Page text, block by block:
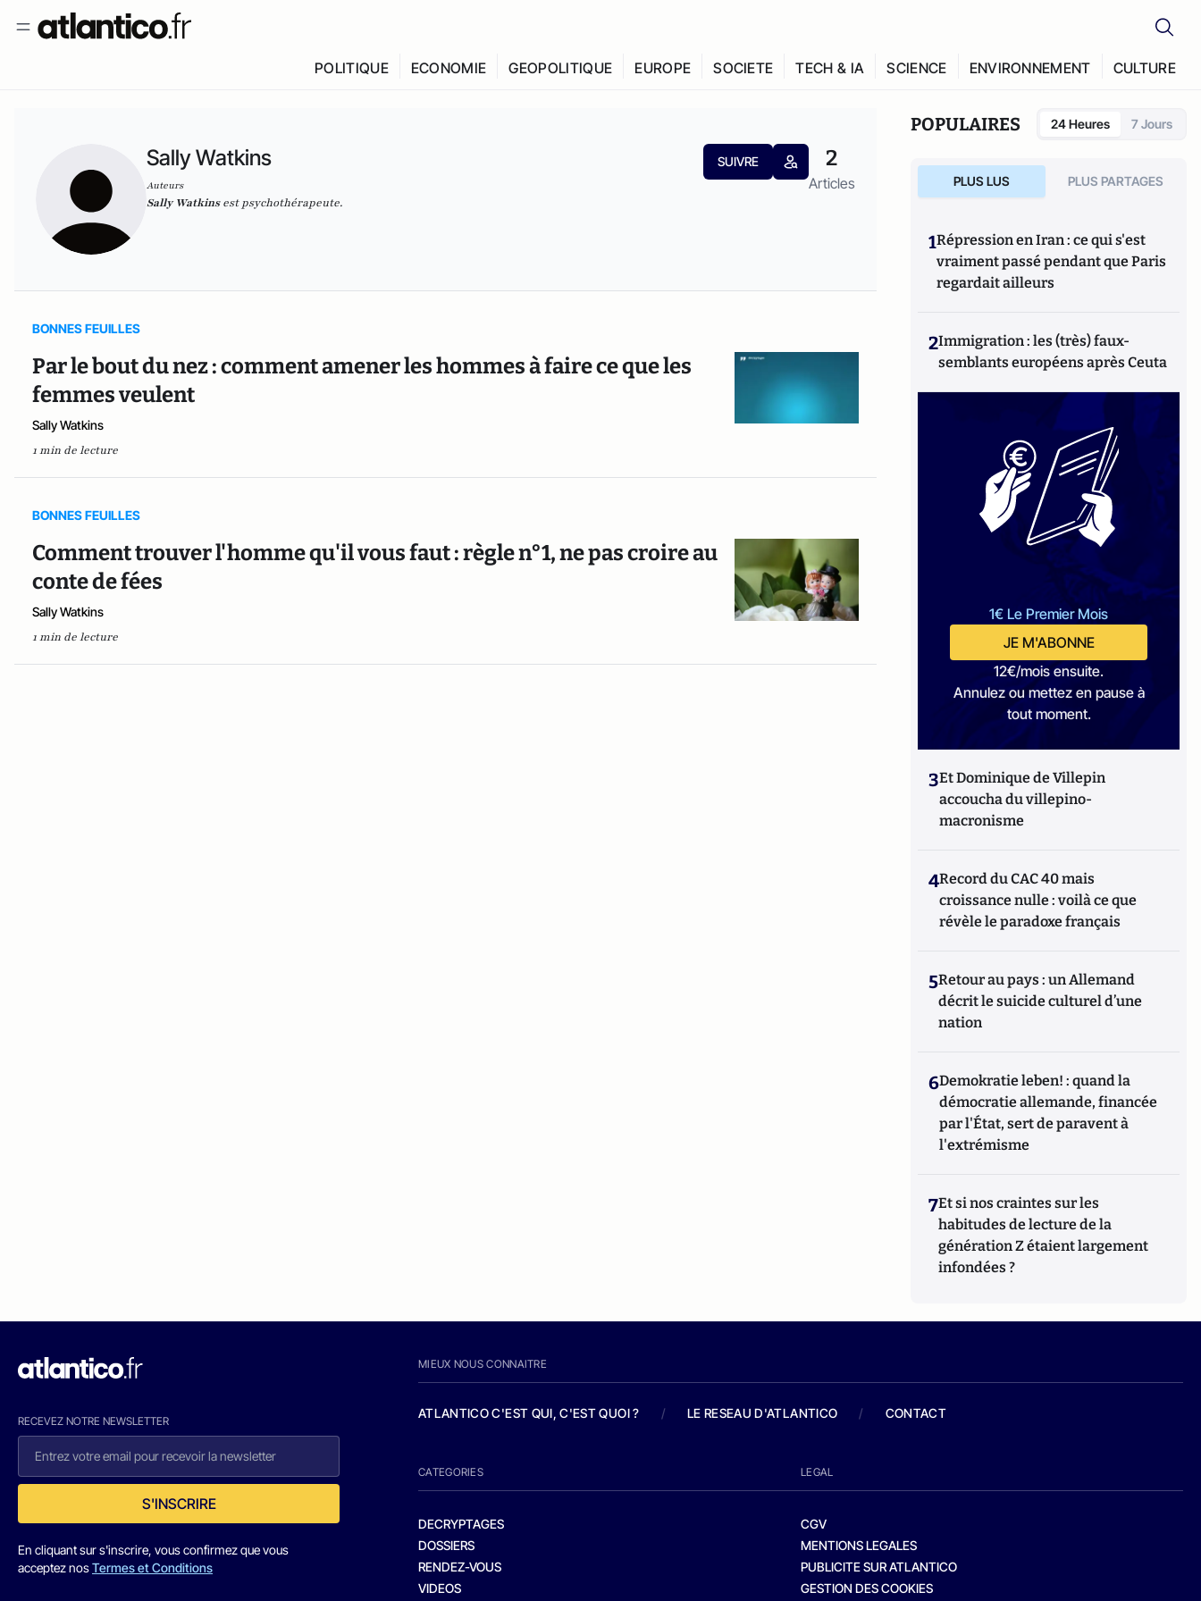
POLITIQUE ECONOMIE GEOPOLITIQUE EUROPE SOCIETE TECH & IA SCIENCE ENVIRONNEMENT CULTURE
Sally Watkins
Auteurs
SUIVRE 2
Articles
Sally Watkins estpsychothérapeute.
BONNES FEUILLES
Par le bout du nez : comment amener les hommes à faire ce que les
femmes veulent
Sally Watkins
1 min de lecture
BONNES FEUILLES
Comment trouver l'homme qu'il vous faut : règle n°1, ne pas croire au
conte de fées
Sally Watkins
1 min de lecture
POPULAIRES 24 Heures 7 Jours
PLUS LUS PLUS PARTAGES
1Répression en Iran : ce qui s'est
vraiment passé pendant que Paris
regardait ailleurs
2Immigration : les (très) faux-
semblants européens après Ceuta
1€ Le Premier Mois
JE M'ABONNE
12€/mois ensuite.
Annulez ou mettez en pause à
tout moment.
3Et Dominique de Villepin
accoucha du villepino-
macronisme
4Record du CAC 40 mais
croissance nulle : voilà ce que
révèle le paradoxe français
5Retour au pays : un Allemand
décrit le suicide culturel d’une
nation
6Demokratie leben! : quand la
démocratie allemande, financée
par l'État, sert de paravent à
l'extrémisme
7Et si nos craintes sur les
habitudes de lecture de la
génération Z étaient largement
infondées ?
RECEVEZ NOTRE NEWSLETTER
S'INSCRIRE
En cliquant sur s'inscrire, vous confirmez que vous
acceptez nosTermes et Conditions
MIEUX NOUS CONNAITRE
ATLANTICO C'EST QUI, C'EST QUOI ? / LE RESEAU D'ATLANTICO / CONTACT
CATEGORIES
DECRYPTAGES
DOSSIERS
RENDEZ-VOUS
VIDEOS
LEGAL
CGV
MENTIONS LEGALES
PUBLICITE SUR ATLANTICO
GESTION DES COOKIES